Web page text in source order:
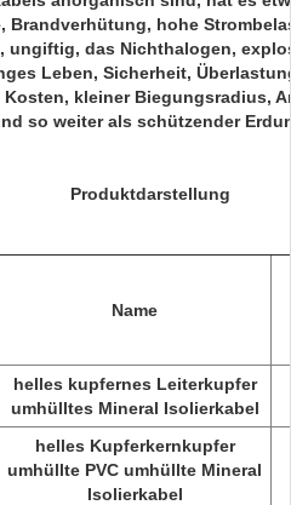
Brandverhütung, hohe
ungiftig, das Nichthalogen,
Leben, Sicherheit,
Kosten, kleiner Biegungsradius,
so weiter als schützender
Produktdarstellung
Name
helles kupfernes Leiterkupfer
umhülltes Mineral Isolierkabel
helles Kupferkernkupfer
umhüllte PVC umhüllte Mineral
Isolierkabel